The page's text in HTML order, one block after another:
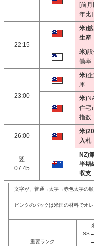
[前
年比]
22:15
米)
生産
米)
働率
23:00
米)
庫
米)
住宅
指数
26:00
米
入札
翌
07:45
NZ)
半期
収支
文字が、普通→太字→赤色太字の順
ピンクのバックは米国の材料でオ
重要ランク